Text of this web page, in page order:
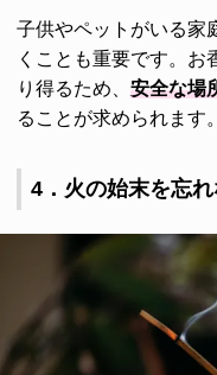
子供やペットがいる家
くことも重要です。お
り得るため、 安全な場
ることが求められます。
4．火の始末を忘